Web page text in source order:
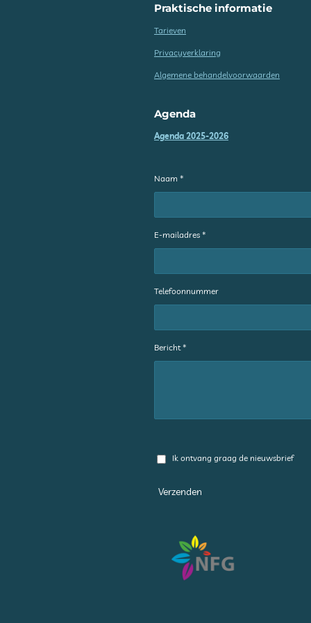
Praktische informatie
Tarieven
Privacyverklaring
Algemene behandelvoorwaarden
Agenda
Agenda 2025-2026
Naam *
E-mailadres *
Telefoonnummer
Bericht *
Ik ontvang graag de nieuwsbrief
Verzenden